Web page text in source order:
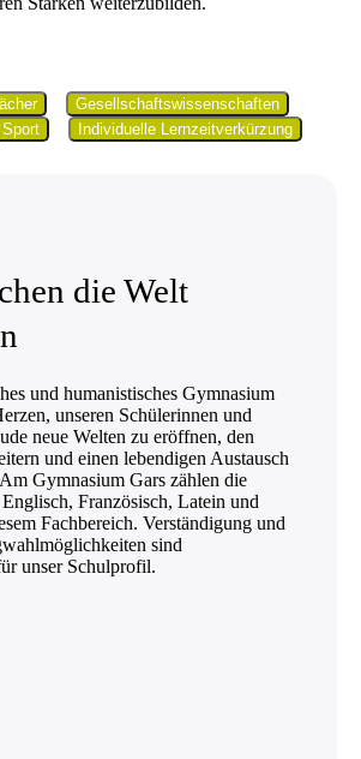
Gesell­schafts­wissen­schaften
Sport Individuelle Lernzeitverkürzung
die Welt
und humanistisches Gymnasium
unseren Schülerinnen und
neue Welten zu eröffnen, den
und einen lebendigen Austausch
Gymnasium Gars zählen die
Französisch, Latein und
Fachbereich. Verständigung und
sind
unser Schulprofil.